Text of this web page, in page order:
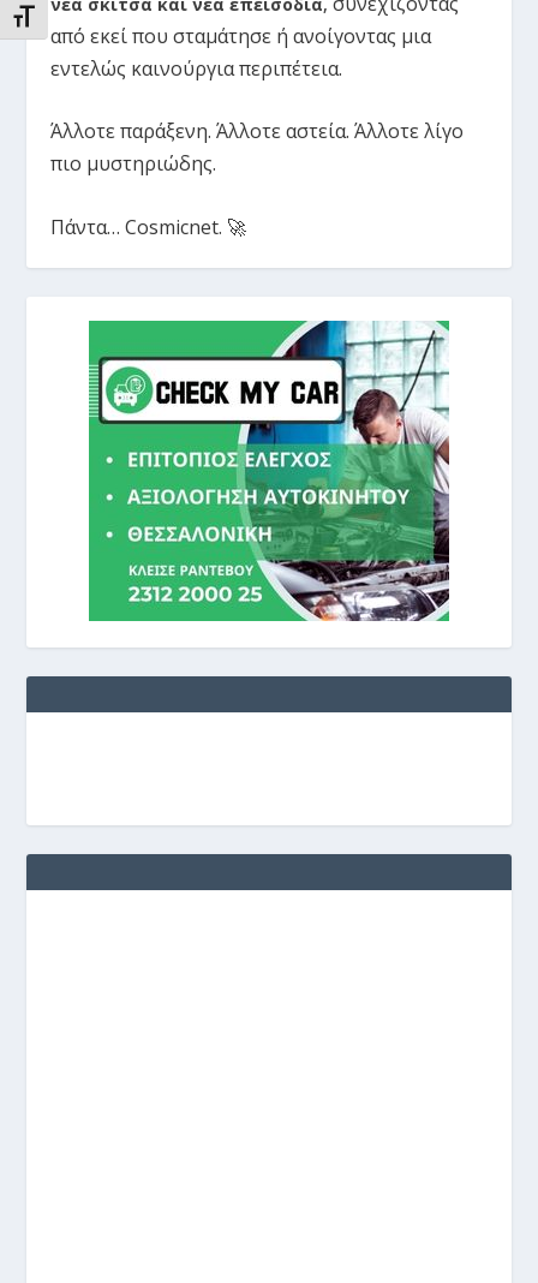
ΕΝΑΛΛΑΓΉ ΜΕΓΈΘΟΥΣ ΓΡΑΜΜΆΤΩΝ
από εκεί που σταμάτησε ή ανοίγοντας μια
εντελώς καινούργια περιπέτεια.
Άλλοτε παράξενη. Άλλοτε αστεία. Άλλοτε λίγο
πιο μυστηριώδης.
Πάντα… Cosmicnet. 🚀